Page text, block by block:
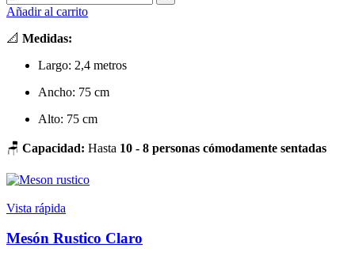
Añadir al carrito
📐 Medidas:
Largo: 2,4 metros
Ancho: 75 cm
Alto: 75 cm
🪑 Capacidad: Hasta 10 - 8 personas cómodamente sentadas
Vista rápida
Mesón Rustico Claro